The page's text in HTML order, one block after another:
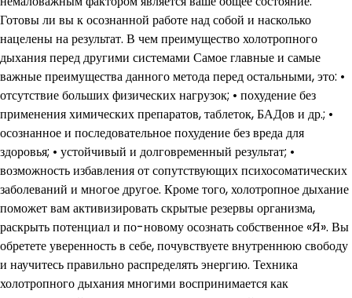
Готовы ли вы к осознанной работе над собой и насколько
нацелены на результат. В чем преимущество холотропного
дыхания перед другими системами Самое главные и самые
важные преимущества данного метода перед остальными, это: •
отсутствие больших физических нагрузок; • похудение без
применения химических препаратов, таблеток, БАДов и др.; •
осознанное и последовательное похудение без вреда для
здоровья; • устойчивый и долговременный результат; •
возможность избавления от сопутствующих психосоматических
заболеваний и многое другое. Кроме того, холотропное дыхание
поможет вам активизировать скрытые резервы организма,
раскрыть потенциал и по-новому осознать собственное «Я». Вы
обретете уверенность в себе, почувствуете внутреннюю свободу
и научитесь правильно распределять энергию. Техника
холотропного дыхания многими воспринимается как